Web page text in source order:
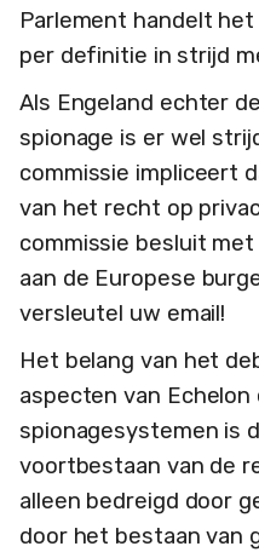
Parlement handelt
per definitie in strijd
Als Engeland echter
spionage is er wel
commissie impliceert
van het recht op
commissie besluit
aan de Europese
versleutel uw email!
Het belang van het
aspecten van Echelon
spionagesystemen is
voortbestaan van de
alleen bedreigd door
door het bestaan van